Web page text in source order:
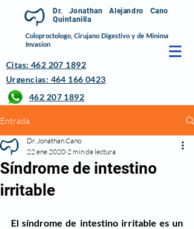
Dr. Jonathan Alejandro Cano
Quintanilla
Coloproctologo, Cirujano Digestivo y de Minima
Invasion
Citas: 462 207 1892
Urgencias: 464 166 0423
462 207 1892
Entrada
Síndrome de intestino
irritable
Dr. Jonathan Cano
22 ene 2020 2 min de lectura
El síndrome de intestino irritable es un